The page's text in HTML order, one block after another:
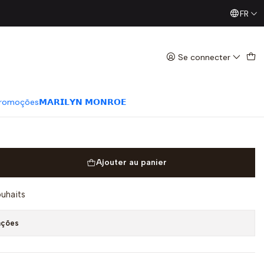
Se connecter
𝗠𝗔𝗥𝗜𝗟𝗬𝗡 𝗠𝗢𝗡𝗥𝗢𝗘
Já conhece os nossos Diretos? Todas as Segundas /FR
Ajouter au panier